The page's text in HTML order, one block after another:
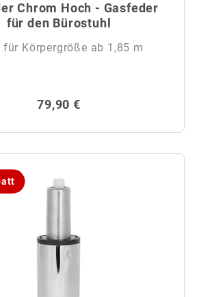
Chrom Hoch - Gasfeder
für den Bürostuhl
für Körpergröße ab 1,85 m
Regulärer Preis:
79,90 €